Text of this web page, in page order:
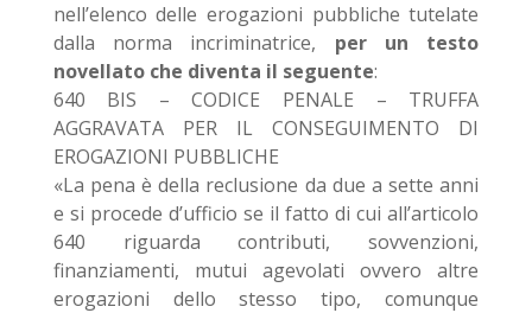
nell’elenco delle erogazioni pubbliche tutelate
dalla norma incriminatrice, per un testo
novellato che diventa il seguente:
640 BIS – CODICE PENALE – TRUFFA
AGGRAVATA PER IL CONSEGUIMENTO DI
EROGAZIONI PUBBLICHE
«La pena è della reclusione da due a sette anni
e si procede d’ufficio se il fatto di cui all’articolo
640 riguarda contributi, sovvenzioni,
finanziamenti, mutui agevolati ovvero altre
erogazioni dello stesso tipo, comunque